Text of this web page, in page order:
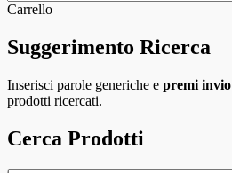
Carrello
Suggerimento Ricerca
Inserisci parole generiche e premi invio
prodotti ricercati.
Cerca Prodotti